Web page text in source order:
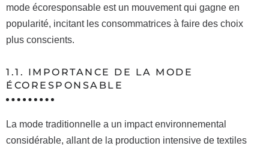
mode écoresponsable est un mouvement qui gagne en
popularité, incitant les consommatrices à faire des choix
plus conscients.
1.1. IMPORTANCE DE LA MODE
ÉCORESPONSABLE
La mode traditionnelle a un impact environnemental
considérable, allant de la production intensive de textiles